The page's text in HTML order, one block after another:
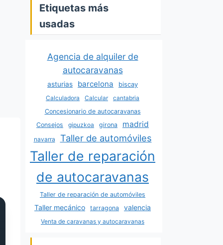
Etiquetas más
usadas
Agencia de alquiler de
autocaravanas
asturias barcelona biscay
Calculadora Calcular
cantabria
Concesionario de autocaravanas
Consejos
gipuzkoa girona madrid
navarra Taller de automóviles
Taller de reparación
de autocaravanas
Taller de reparación de automóviles
Taller mecánico tarragona valencia
Venta de caravanas y autocaravanas